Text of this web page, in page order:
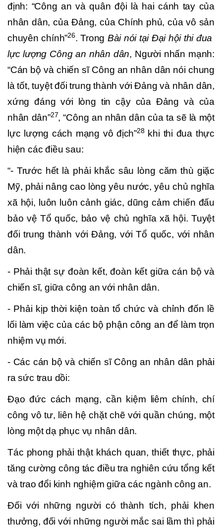
định: “Công an và quân đội là hai cánh tay của
nhân dân, của Đảng, của Chính phủ, của vô sản
chuyên chính”26. Trong Bài nói tại Đại hội thi đua
lực lượng Công an nhân dân, Người nhấn mạnh:
“Cán bộ và chiến sĩ Công an nhân dân nói chung
là tốt, tuyệt đối trung thành với Đảng và nhân dân,
xứng đáng với lòng tin cậy của Đảng và của
nhân dân”27, “Công an nhân dân của ta sẽ là một
lực lượng cách mạng vô địch”28khi thi đua thực
hiện các điều sau:
“- Trước hết là phải khắc sâu lòng căm thù giặc
Mỹ, phải nâng cao lòng yêu nước, yêu chủ nghĩa
xã hội, luôn luôn cảnh giác, dũng cảm chiến đấu
bảo vệ Tổ quốc, bảo vệ chủ nghĩa xã hội. Tuyệt
đối trung thành với Đảng, với Tổ quốc, với nhân
dân.
- Phải thật sự đoàn kết, đoàn kết giữa cán bộ và
chiến sĩ, giữa công an với nhân dân.
- Phải kịp thời kiện toàn tổ chức và chỉnh đốn lề
lối làm việc của các bộ phận công an để làm trọn
nhiệm vụ mới.
- Các cán bộ và chiến sĩ Công an nhân dân phải
ra sức trau dồi:
Đạo đức cách mạng, cần kiệm liêm chính, chí
công vô tư, liên hệ chặt chẽ với quần chúng, một
lòng một dạ phục vụ nhân dân.
Tác phong phải thật khách quan, thiết thực, phải
tăng cường công tác điều tra nghiên cứu tổng kết
và trao đổi kinh nghiệm giữa các ngành công an.
Đối với những người có thành tích, phải khen
thưởng, đối với những người mắc sai lầm thì phải